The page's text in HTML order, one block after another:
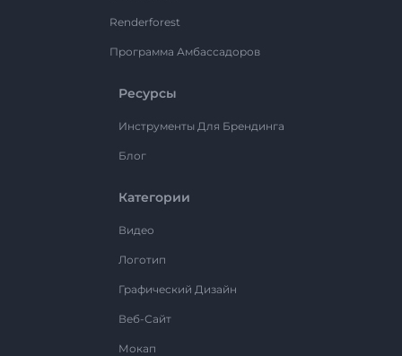
Renderforest
Программа Амбассадоров
Ресурсы
Инструменты Для Брендинга
Блог
Категории
Видео
Логотип
Графический Дизайн
Веб-Сайт
Мокап